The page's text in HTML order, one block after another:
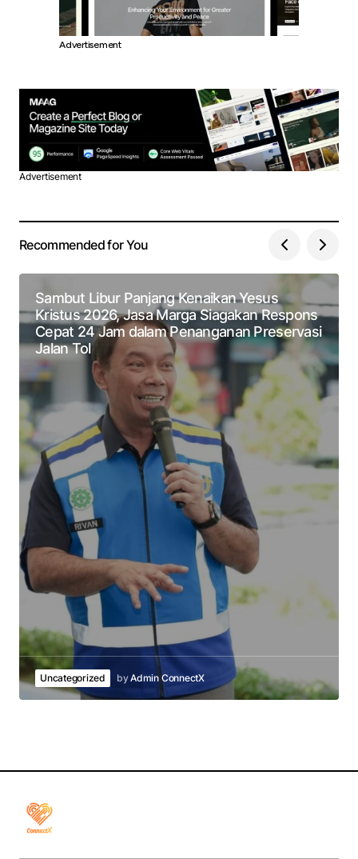
Advertisement
Advertisement
Recommended for You
Sambut Libur Panjang Kenaikan Yesus
Kristus 2026, Jasa Marga Siagakan Respons
Cepat 24 Jam dalam Penanganan Preservasi
Jalan Tol
Uncategorized byAdmin ConnectX